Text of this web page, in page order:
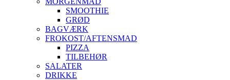
SMOOTHIE
GRØD
BAGVÆRK
FROKOST/AFTENSMAD
PIZZA
TILBEHØR
SALATER
DRIKKE